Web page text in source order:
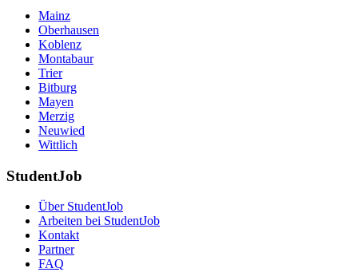
Mainz
Oberhausen
Koblenz
Montabaur
Trier
Bitburg
Mayen
Merzig
Neuwied
Wittlich
StudentJob
Über StudentJob
Arbeiten bei StudentJob
Kontakt
Partner
FAQ